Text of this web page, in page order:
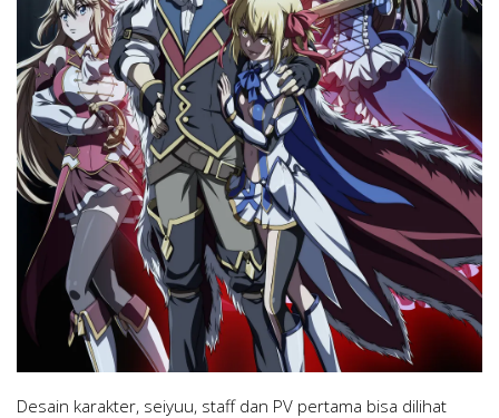
Desain karakter, seiyuu, staff dan PV pertama bisa dilihat